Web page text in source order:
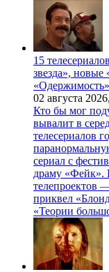
15
звезда»,
«Одержимость»
02 августа 2026,
Кто бы мог
вывалит в
телесериалов
сериал с
драму «Фейк».
телепроектов
приквел
«Теории